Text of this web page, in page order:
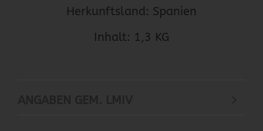
Herkunftsland: Spanien
Inhalt: 1,3 KG